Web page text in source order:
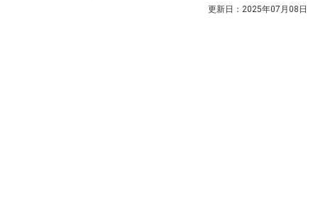
ル情報についてご紹介します。ぜひチェックしてみてください。
更新日： 2025年07月08日